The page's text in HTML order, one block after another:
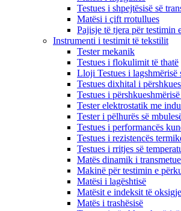
Testues i shpejtësisë së
Matësi i çift rrotullues
Pajisje të tjera për testimin
Instrumenti i testimit të tekstilit
Tester mekanik
Testues i flokulimit të thatë
Lloji Testues i lagshmërisë
Testues dixhital i
Testues i
Tester elektrostatik me
Tester i pëlhurës së
Testues i performancës
Testues i rezistencës
Testues i rritjes së
Matës dinamik i
Makinë për testimin e
Matësi i lagështisë
Matësit e indeksit të
Matës i trashësisë